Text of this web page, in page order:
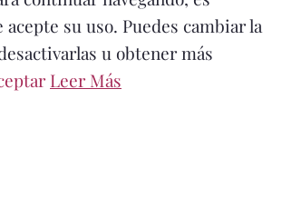
su uso. Puedes cambiar la
u obtener más
Leer Más